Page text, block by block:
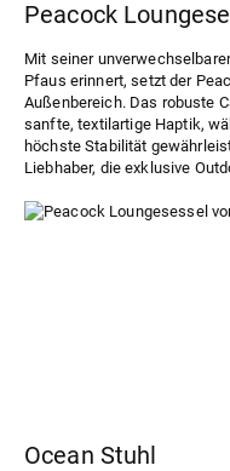
Peacock
Mit seiner
Pfaus erinnert, setzt der
Außenbereich. Das robuste
sanfte, textilartige Haptik,
höchste Stabilität
Liebhaber, die exklusive
Ocean Stuhl